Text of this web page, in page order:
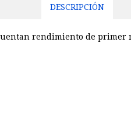
DESCRIPCIÓN
rendimiento de